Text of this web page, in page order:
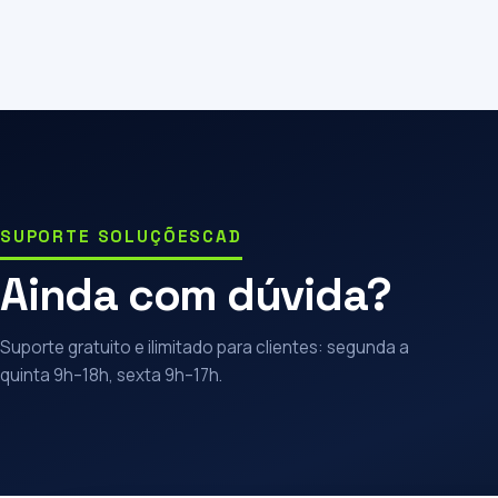
SUPORTE SOLUÇÕESCAD
Ainda com dúvida?
Suporte gratuito e ilimitado para clientes: segunda a
quinta 9h–18h, sexta 9h–17h.